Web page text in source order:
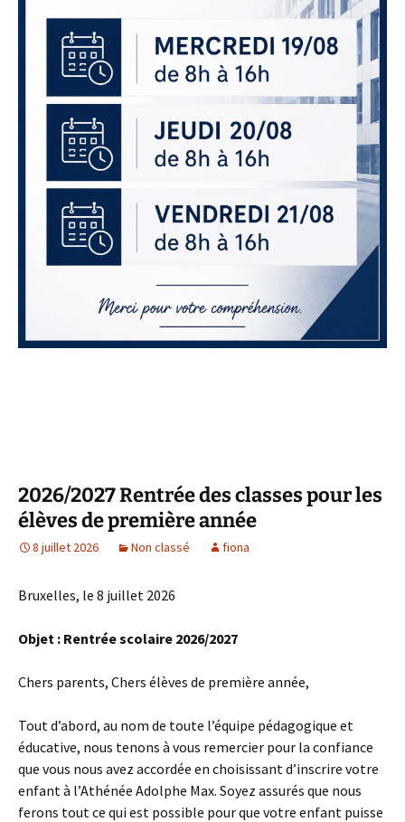
2026/2027 Rentrée des classes pour les
élèves de première année
8 juillet 2026 Non classé fiona
Bruxelles, le 8 juillet 2026
Objet : Rentrée scolaire 2026/2027
Chers parents, Chers élèves de première année,
Tout d’abord, au nom de toute l’équipe pédagogique et
éducative, nous tenons à vous remercier pour la confiance
que vous nous avez accordée en choisissant d’inscrire votre
enfant à l’Athénée Adolphe Max. Soyez assurés que nous
ferons tout ce qui est possible pour que votre enfant puisse